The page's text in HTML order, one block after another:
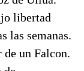
libertad
las semanas.
un Falcon.